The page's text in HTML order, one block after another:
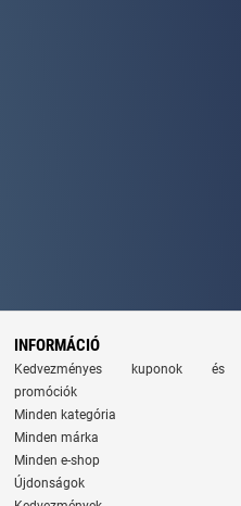
INFORMÁCIÓ
Kedvezményes kuponok és
promóciók
Minden kategória
Minden márka
Minden e-shop
Újdonságok